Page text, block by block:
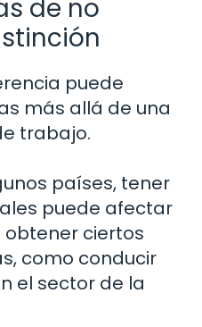
de no
puede
más allá de una
trabajo.
países, tener
puede afectar
ciertos
como conducir
el sector de la